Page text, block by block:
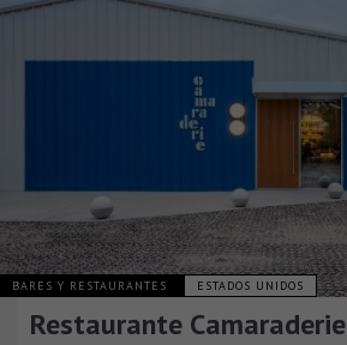
BARES Y RESTAURANTES ESTADOS UNIDOS
Restaurante Camaraderie